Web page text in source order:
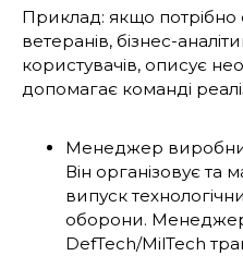
Приклад: якщо
ветеранів, бізнес-
користувачів, описує
допомагає команді
Менеджер
Він організовує та
випуск
оборони.
DefTech/MilTech